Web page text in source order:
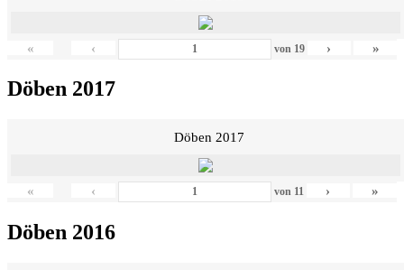
« ‹ von 19 › »
Döben 2017
Döben 2017
« ‹ von 11 › »
Döben 2016